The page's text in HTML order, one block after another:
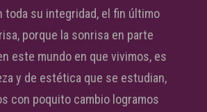
toda su integridad, el fin último
porque la sonrisa en parte
este mundo en que vivimos, es
y de estética que se estudian,
con poquito cambio logramos